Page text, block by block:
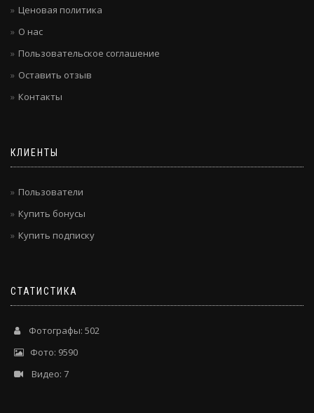
Ценовая политика
О нас
Пользовательское соглашение
Оставить отзыв
Контакты
КЛИЕНТЫ
Пользователи
Купить бонусы
Купить подписку
СТАТИСТИКА
Фотографы: 502
Фото: 9590
Видео: 7